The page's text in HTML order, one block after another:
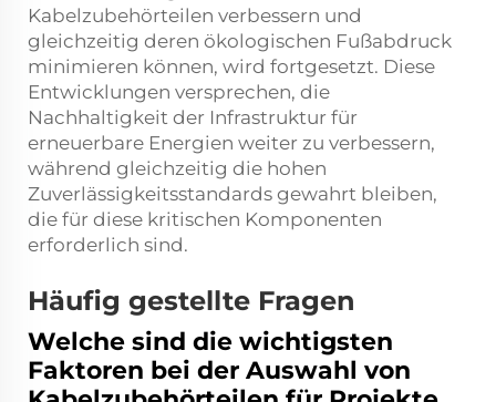
Kabelzubehörteilen verbessern und
gleichzeitig deren ökologischen Fußabdruck
minimieren können, wird fortgesetzt. Diese
Entwicklungen versprechen, die
Nachhaltigkeit der Infrastruktur für
erneuerbare Energien weiter zu verbessern,
während gleichzeitig die hohen
Zuverlässigkeitsstandards gewahrt bleiben,
die für diese kritischen Komponenten
erforderlich sind.
Häufig gestellte Fragen
Welche sind die wichtigsten
Faktoren bei der Auswahl von